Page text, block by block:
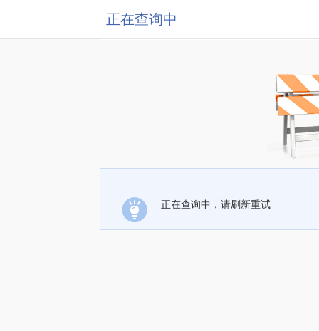
正在查询中
正在查询中，请刷新重试